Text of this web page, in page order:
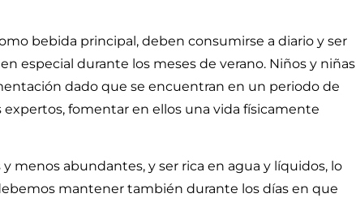
bebida principal, deben consumirse a diario y ser
especial durante los meses de verano. Niños y niñas
dado que se encuentran en un periodo de
fomentar en ellos una vida físicamente
menos abundantes, y ser rica en agua y líquidos, lo
mantener también durante los días en que